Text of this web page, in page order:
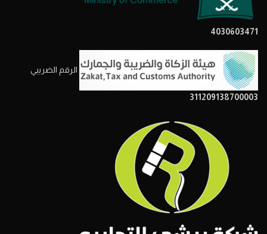
4030603471
الرقم الضريبي
311209138700003